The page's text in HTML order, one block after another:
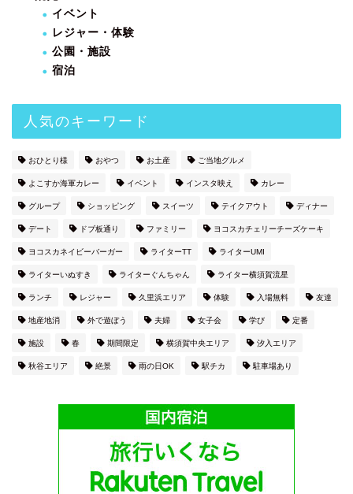
イベント
レジャー・体験
公園・施設
宿泊
人気のキーワード
おひとり様 おやつ お土産 ご当地グルメ
よこすか海軍カレー イベント インスタ映え カレー
グループ ショッピング スイーツ テイクアウト ディナー
デート ドブ板通り ファミリー ヨコスカチェリーチーズケーキ
ヨコスカネイビーバーガー ライターTT ライターUMI
ライターいぬすき ライターぐんちゃん ライター横須賀流星
ランチ レジャー 久里浜エリア 体験 入場無料 友達
地産地消 外で遊ぼう 夫婦 女子会 学び 定番
施設 春 期間限定 横須賀中央エリア 汐入エリア
秋谷エリア 絶景 雨の日OK 駅チカ 駐車場あり